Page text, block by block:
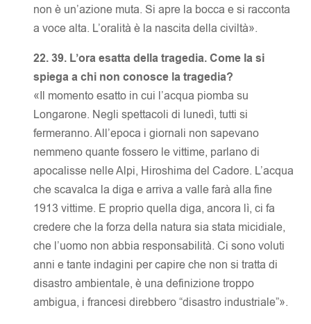
non è un’azione muta. Si apre la bocca e si racconta
a voce alta. L’oralità è la nascita della civiltà».
22. 39. L’ora esatta della tragedia. Come la si
spiega a chi non conosce la tragedia?
«Il momento esatto in cui l’acqua piomba su
Longarone. Negli spettacoli di lunedì, tutti si
fermeranno. All’epoca i giornali non sapevano
nemmeno quante fossero le vittime, parlano di
apocalisse nelle Alpi, Hiroshima del Cadore. L’acqua
che scavalca la diga e arriva a valle farà alla fine
1913 vittime. E proprio quella diga, ancora lì, ci fa
credere che la forza della natura sia stata micidiale,
che l’uomo non abbia responsabilità. Ci sono voluti
anni e tante indagini per capire che non si tratta di
disastro ambientale, è una definizione troppo
ambigua, i francesi direbbero “disastro industriale”».